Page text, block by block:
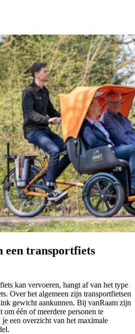
een transportfiets
kan vervoeren, hangt af van het type
Over het algemeen zijn transportfietsen
gewicht aankunnen. Bij vanRaam zijn
om één of meerdere personen te
een overzicht van het maximale